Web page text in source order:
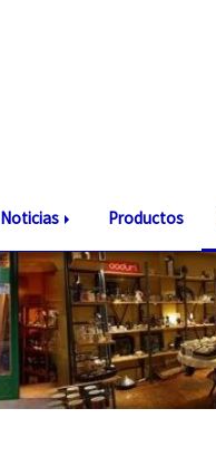
Noticias Productos